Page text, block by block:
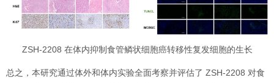
ZSH-2208 在体内抑制食管鳞状细胞癌转移性复发细胞的生长
总之，本研究通过体外和体内实验全面考察并评估了 ZSH-2208 对食